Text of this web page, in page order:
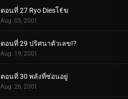
ตอนที่ 27 Ryo Diesโ€ฆ
Aug. 05, 2001
ตอนที่ 29 ปริศนาตัวเลข!?
Aug. 19, 2001
ตอนที่ 30 พลังที่ซ่อนอยู่
Aug. 26, 2001